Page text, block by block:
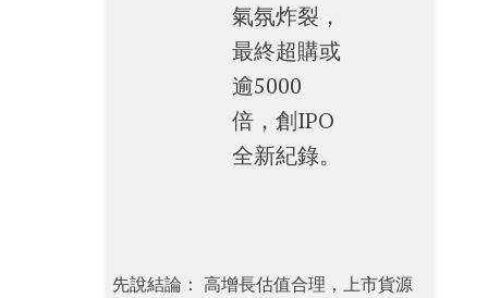
氣氛炸裂，
最終超購或
逾5000
倍，創IPO
全新紀錄。
先說結論： 高增長估值合理，上市貨源